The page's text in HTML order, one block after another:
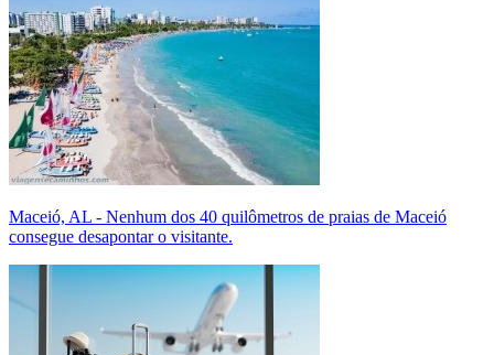
Maceió, AL - Nenhum dos 40 quilômetros de praias de Maceió
consegue desapontar o visitante.